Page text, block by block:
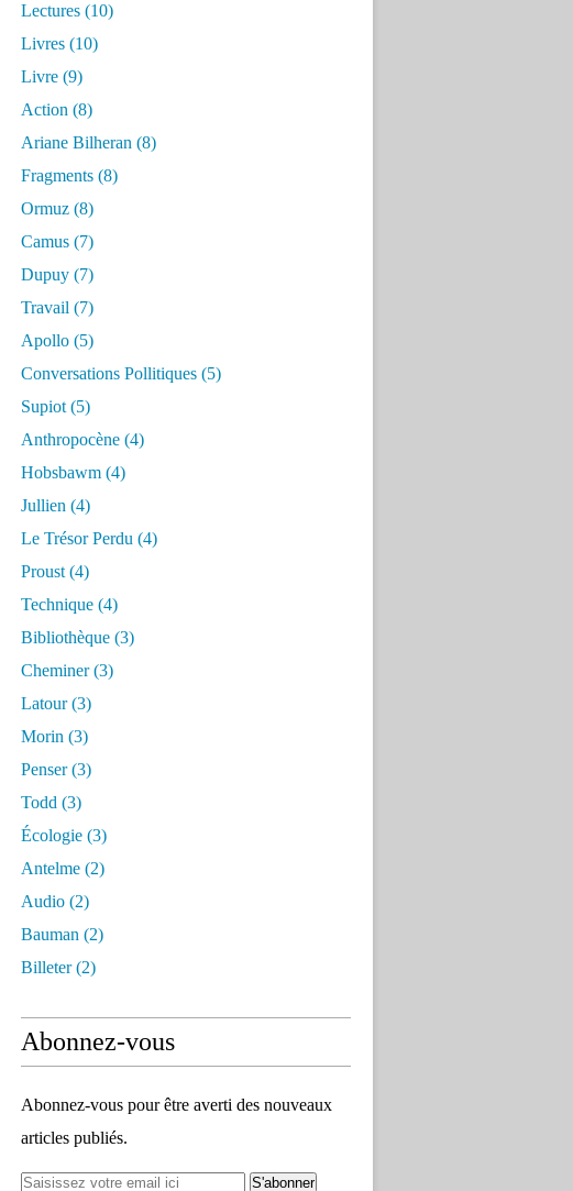
Lectures (10)
Livres (10)
Livre (9)
Action (8)
Ariane Bilheran (8)
Fragments (8)
Ormuz (8)
Camus (7)
Dupuy (7)
Travail (7)
Apollo (5)
Conversations Pollitiques (5)
Supiot (5)
Anthropocène (4)
Hobsbawm (4)
Jullien (4)
Le Trésor Perdu (4)
Proust (4)
Technique (4)
Bibliothèque (3)
Cheminer(3)
Latour(3)
Morin (3)
Penser(3)
Todd (3)
Écologie (3)
Antelme (2)
Audio (2)
Bauman (2)
Billeter(2)
Abonnez-vous
Abonnez-vous pour être averti des nouveaux
articles publiés.